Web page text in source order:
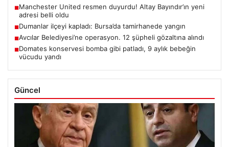
■Manchester United resmen duyurdu! Altay Bayındır’ın yeni
adresi belli oldu
■Dumanlar ilçeyi kapladı: Bursa’da tamirhanede yangın
■Avcılar Belediyesi’ne operasyon. 12 şüpheli gözaltına alındı
■Domates konservesi bomba gibi patladı, 9 aylık bebeğin
vücudu yandı
Güncel